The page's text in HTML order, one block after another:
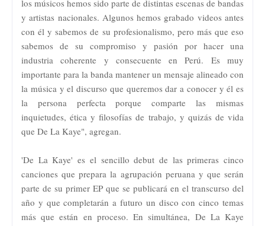
los músicos hemos sido parte de distintas escenas de bandas
y artistas nacionales. Algunos hemos grabado videos antes
con él y sabemos de su profesionalismo, pero más que eso
sabemos de su compromiso y pasión por hacer una
industria coherente y consecuente en Perú. Es muy
importante para la banda mantener un mensaje alineado con
la música y el discurso que queremos dar a conocer y él es
la persona perfecta porque comparte las mismas
inquietudes, ética y filosofías de trabajo, y quizás de vida
que De La Kaye", agregan.
'De La Kaye' es el sencillo debut de las primeras cinco
canciones que prepara la agrupación peruana y que serán
parte de su primer EP que se publicará en el transcurso del
año y que completarán a futuro un disco con cinco temas
más que están en proceso. En simultánea, De La Kaye